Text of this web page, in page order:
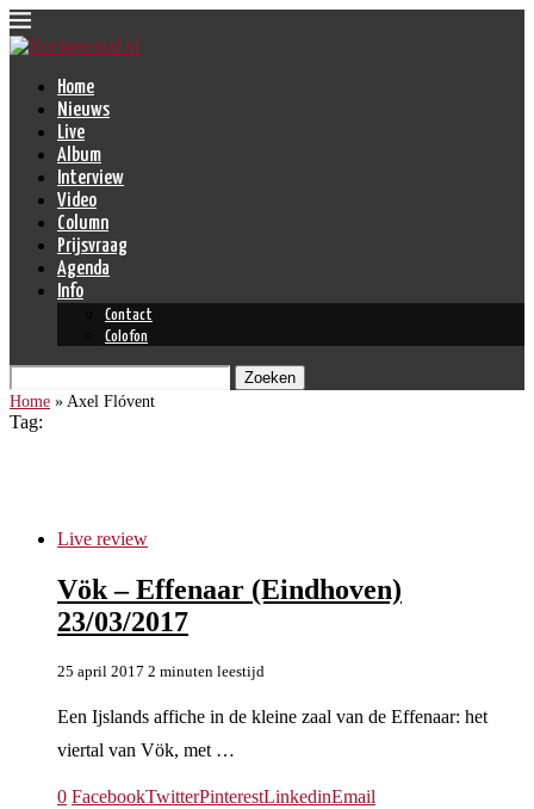
Home
Nieuws
Live
Album
Interview
Video
Column
Prijsvraag
Agenda
Info
Contact
Colofon
Zoeken
Home » Axel Flóvent
Tag:
Live review
Vök – Effenaar (Eindhoven)
23/03/2017
25 april 2017 2 minuten leestijd
Een Ijslands affiche in de kleine zaal van de Effenaar: het
viertal van Vök, met …
0 FacebookTwitterPinterestLinkedinEmail